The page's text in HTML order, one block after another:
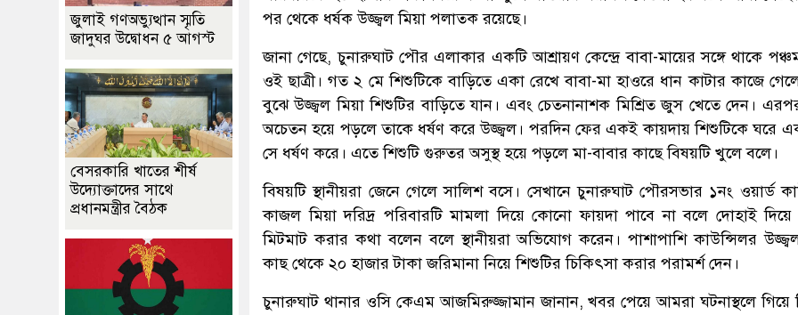
পর থেকে ধর্ষক উজ্জ্বল মিয়া পলাতক রয়েছে।
জানা গেছে, চুনারুঘাট পৌর এলাকার একটি আশ্রায়ণ কেন্দ্রে বাবা-মায়ের সঙ্গে থাকে পঞ্চম
ওই ছাত্রী। গত ২ মে শিশুটিকে বাড়িতে একা রেখে বাবা-মা হাওরে ধান কাটার কাজে
বুঝে উজ্জ্বল মিয়া শিশুটির বাড়িতে যান। এবং চেতনানাশক মিশ্রিত জুস খেতে দেন।
অচেতন হয়ে পড়লে তাকে ধর্ষণ করে উজ্জ্বল। পরদিন ফের একই কায়দায় শিশুটিকে ঘরে
সে ধর্ষণ করে। এতে শিশুটি গুরুতর অসুস্থ হয়ে পড়লে মা-বাবার কাছে বিষয়টি খুলে বলে।
বিষয়টি স্থানীয়রা জেনে গেলে সালিশ বসে। সেখানে চুনারুঘাট পৌরসভার ১নং ওয়ার্ড
কাজল মিয়া দরিদ্র পরিবারটি মামলা দিয়ে কোনো ফায়দা পাবে না বলে দোহাই দিয়ে
মিটমাট করার কথা বলেন বলে স্থানীয়রা অভিযোগ করেন। পাশাপাশি কাউন্সিলর
কাছ থেকে ২০ হাজার টাকা জরিমানা নিয়ে শিশুটির চিকিৎসা করার পরামর্শ দেন।
চুনারুঘাট থানার ওসি কেএম আজমিরুজ্জামান জানান, খবর পেয়ে আমরা ঘটনাস্থলে গিয়ে
জুলাই গণঅভ্যুত্থান স্মৃতি
জাদুঘর উদ্বোধন ৫ আগস্ট
বেসরকারি খাতের শীর্ষ
উদ্যোক্তাদের সাথে
প্রধানমন্ত্রীর বৈঠক